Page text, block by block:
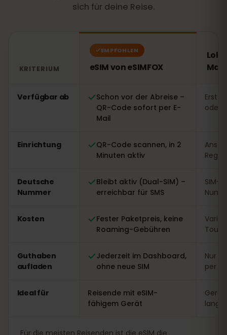
sich für deine Reise.
KRITERIUM
EMPFOHLEN
eSIM von eSIMFOX
Verfügbar ab
Schon vor der Abreise –
QR-Code sofort per E-
Mail
Erst
oder
Einrichtung
QR-Code scannen, in 2
Minuten aktiv
Deutsche
Nummer
Bleibt aktiv (Dual-SIM) –
erreichbar für SMS
SIM-
Kosten
Fester Paketpreis, keine
Roaming-Gebühren
Guthaben
aufladen
Jederzeit im Dashboard,
ohne neue SIM
Nur
per
Ideal für
Reisende mit eSIM-
fähigem Gerät
Für die meisten Reisenden ist die eSIM die